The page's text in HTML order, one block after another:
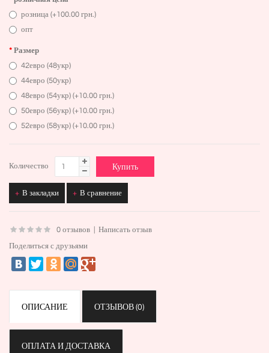
розница (+100.00 грн.)
опт
Размер
42евро (48укр)
44евро (50укр)
48евро (54укр) (+10.00 грн.)
50евро (56укр) (+10.00 грн.)
52евро (58укр) (+10.00 грн.)
Количество
В закладки В сравнение
0 отзывов | Написать отзыв
Поделиться с друзьями
ОПИСАНИЕ ОТЗЫВОВ (0)
ОПЛАТА И ДОСТАВКА